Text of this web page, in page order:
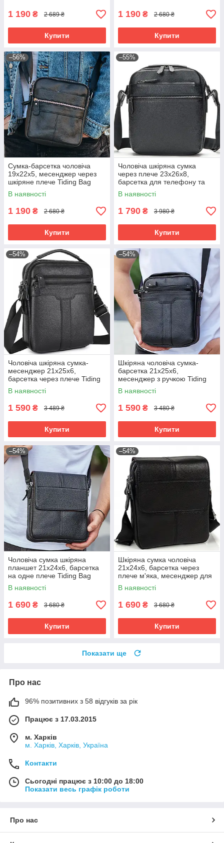
1 190 ₴ 2 689 ₴
Купити
1 190 ₴ 2 680 ₴
Купити
–56%
Сумка-барсетка чоловіча
19х22х5, месенджер через
шкіряне плече Tiding Bag
BON6165 чорний
В наявності
1 190 ₴ 2 680 ₴
Купити
–55%
Чоловіча шкіряна сумка
через плече 23х26х8,
барсетка для телефону та
документів Tiding Bag 711511
чорна
В наявності
1 790 ₴ 3 980 ₴
Купити
–54%
Чоловіча шкіряна сумка-
месенджер 21х25х6,
барсетка через плече Tiding
Bag A25-3278A Чорна
В наявності
1 590 ₴ 3 489 ₴
Купити
–54%
Шкіряна чоловіча сумка-
барсетка 21х25х6,
месенджер з ручкою Tiding
Bag 73957 чорна
В наявності
1 590 ₴ 3 480 ₴
Купити
–54%
Чоловіча сумка шкіряна
планшет 21х24х6, барсетка
на одне плече Tiding Bag
M1254A чорна
В наявності
1 690 ₴ 3 680 ₴
Купити
–54%
Шкіряна сумка чоловіча
21х24х6, барсетка через
плече м'яка, месенджер для
гаджетів BEXHILL TD-21334A
В наявності
1 690 ₴ 3 680 ₴
Купити
Показати ще
Про нас
96% позитивних з 58 відгуків за рік
Працює з 17.03.2015
м. Харків
м. Харків, Харків, Україна
Контакти
Сьогодні працює з 10:00 до 18:00
Показати весь графік роботи
Про нас